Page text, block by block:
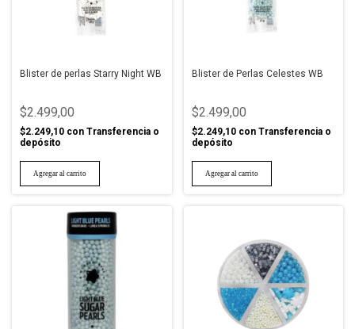
Blister de perlas Starry Night WB
$2.499,00
$2.249,10 con Transferencia o
depósito
Blister de Perlas Celestes WB
$2.499,00
$2.249,10 con Transferencia o
depósito